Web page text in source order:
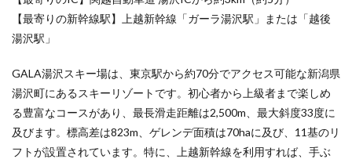
れフ
ァミ
リー
ズパ
ーク
が充
実し
たス
キー
【最寄りの新幹線駅】上越新幹線「ガーラ湯沢駅」または「越後
湯沢駅」
GALA湯沢スキー場は、東京駅から約70分でアクセス可能な新潟県
湯沢町にあるスキーリゾートです。初心者から上級者まで楽しめ
る豊富なコースがあり、最長滑走距離は2,500m、最大斜度33度に
及びます。標高差は823m、ゲレンデ面積は70haに及び、11基のリ
フトが設置されています。特に、上越新幹線を利用すれば、手ぶ